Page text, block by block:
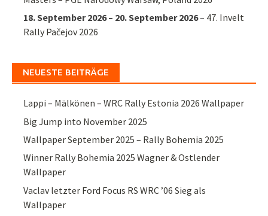
18. September 2026– 20. September 2026– 47. Invelt
Rally Pačejov 2026
NEUESTE BEITRÄGE
Lappi – Mälkönen – WRC Rally Estonia 2026 Wallpaper
Big Jump into November 2025
Wallpaper September 2025 – Rally Bohemia 2025
Winner Rally Bohemia 2025 Wagner & Ostlender
Wallpaper
Vaclav letzter Ford Focus RS WRC ’06 Sieg als
Wallpaper